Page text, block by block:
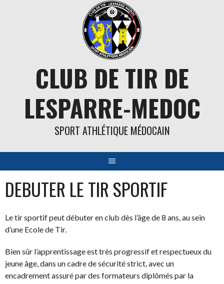
CLUB DE TIR DE
LESPARRE-MEDOC
SPORT ATHLÉTIQUE MÉDOCAIN
DEBUTER LE TIR SPORTIF
Le tir sportif peut débuter en club dès l’âge de 8 ans, au sein
d’une Ecole de Tir.
Bien sûr l’apprentissage est très progressif et respectueux du
jeune âge, dans un cadre de sécurité strict, avec un
encadrement assuré par des formateurs diplômés par la